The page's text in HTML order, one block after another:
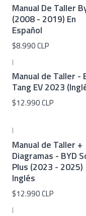
Manual De Taller
(2008 - 2019) En
Español
$8.990 CLP
|
Manual de Taller -
Tang EV 2023
$12.990 CLP
|
Manual de Taller +
Diagramas - BYD
Plus (2023 - 2025)
Inglés
$12.990 CLP
|